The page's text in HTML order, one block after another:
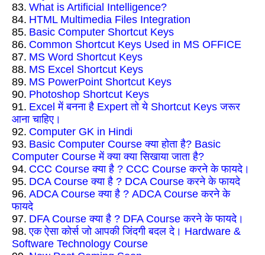
83. What is Artificial Intelligence?
84. HTML Multimedia Files Integration
85. Basic Computer Shortcut Keys
86. Common Shortcut Keys Used in MS OFFICE
87. MS Word Shortcut Keys
88. MS Excel Shortcut Keys
89. MS PowerPoint Shortcut Keys
90. Photoshop Shortcut Keys
91. Excel में बनना है Expert तो ये Shortcut Keys जरूर
आना चाहिए।
92. Computer GK in Hindi
93. Basic Computer Course क्या होता है? Basic
Computer Course में क्या क्या सिखाया जाता है?
94. CCC Course क्या है ? CCC Course करने के फायदे।
95. DCA Course क्या है ? DCA Course करने के फायदे
96. ADCA Course क्या है ? ADCA Course करने के
फायदे
97. DFA Course क्या है ? DFA Course करने के फायदे।
98. एक ऐसा कोर्स जो आपकी जिंदगी बदल दे। Hardware &
Software Technology Course